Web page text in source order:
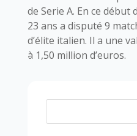
de Serie A. En ce début
23 ans a disputé 9
d’élite italien. Il a une
à 1,50 million d’euros.